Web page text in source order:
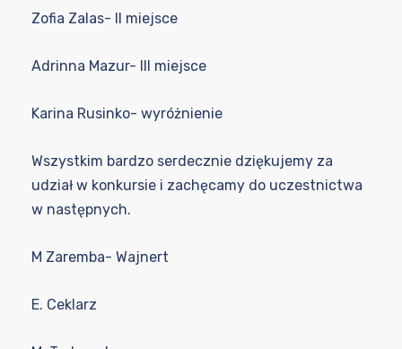
Zofia Zalas- II miejsce
Adrinna Mazur- III miejsce
Karina Rusinko- wyróżnienie
Wszystkim bardzo serdecznie dziękujemy za
udział w konkursie i zachęcamy do uczestnictwa
w następnych.
M Zaremba- Wajnert
E. Ceklarz